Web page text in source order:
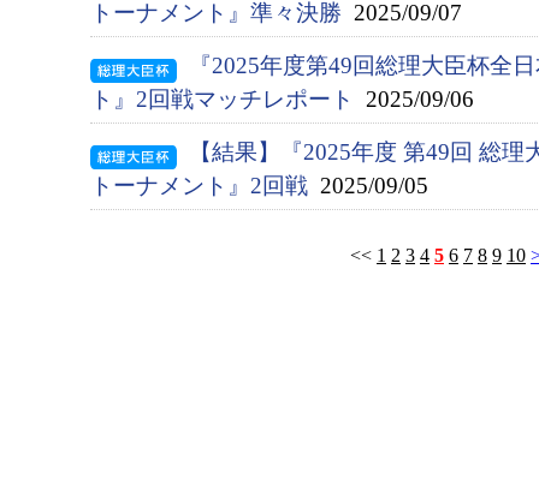
トーナメント』準々決勝 2025/09/07
『2025年度第49回総理大臣杯全
ト』2回戦マッチレポート
2025/09/06
【結果】『2025年度 第49回 総
トーナメント』2回戦 2025/09/05
<< 1 2 3 4 5 6 7 8 9 10